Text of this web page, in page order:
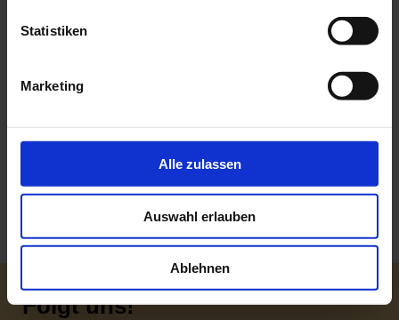
Statistiken
Marketing
Alle zulassen
Auswahl erlauben
Ablehnen
Bitte beachtet: Die Bildrechte liegen beim Fotografen bzw.
beim Ingelheimer Halben e.V.
Folgt uns!